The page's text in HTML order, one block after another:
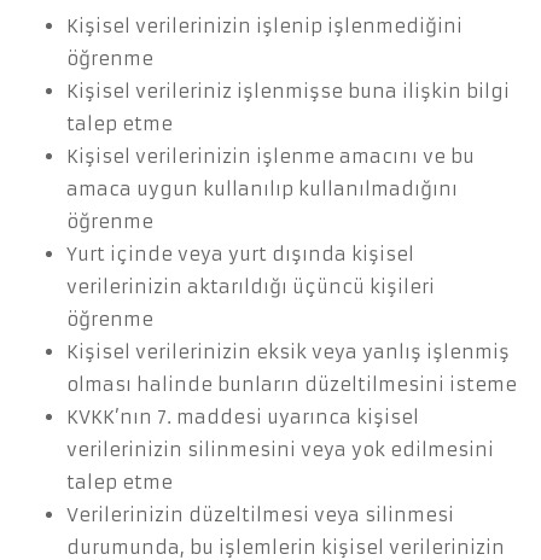
Kişisel verilerinizin işlenip işlenmediğini
öğrenme
Kişisel verileriniz işlenmişse buna ilişkin bilgi
talep etme
Kişisel verilerinizin işlenme amacını ve bu
amaca uygun kullanılıp kullanılmadığını
öğrenme
Yurt içinde veya yurt dışında kişisel
verilerinizin aktarıldığı üçüncü kişileri
öğrenme
Kişisel verilerinizin eksik veya yanlış işlenmiş
olması halinde bunların düzeltilmesini isteme
KVKK’nın 7. maddesi uyarınca kişisel
verilerinizin silinmesini veya yok edilmesini
talep etme
Verilerinizin düzeltilmesi veya silinmesi
durumunda, bu işlemlerin kişisel verilerinizin